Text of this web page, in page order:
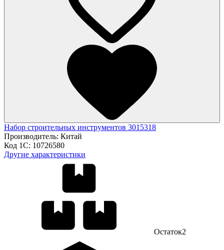
Набор строительных инструментов 3015318
Производитель: Китай
Код 1С: 10726580
Другие характеристики
Остаток2